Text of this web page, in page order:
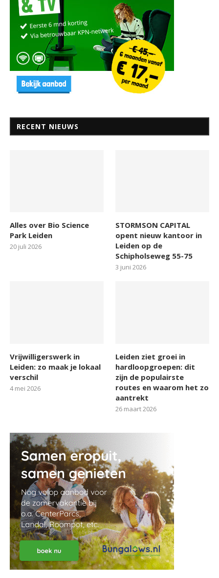
RECENT NIEUWS
Alles over Bio Science
Park Leiden
20 juli 2026
STORMSON CAPITAL
opent nieuw kantoor in
Leiden op de
Schipholseweg 55-75
3 juni 2026
Vrijwilligerswerk in
Leiden: zo maak je lokaal
verschil
4 mei 2026
Leiden ziet groei in
hardloopgroepen: dit
zijn de populairste
routes en waarom het zo
aantrekt
26 maart 2026